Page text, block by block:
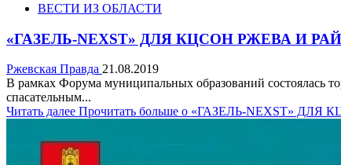
ВЕСТИ ИЗ ОБЛАСТИ
«ГАЗЕЛЬ-NEXST» ДЛЯ КЦСОН РЖЕВА И
Ржевская Правда 21.08.2019
В рамках Форума муниципальных образований состоялась
спасательным...
Читать далее Прочитать больше о «ГАЗЕЛЬ-NEXST»